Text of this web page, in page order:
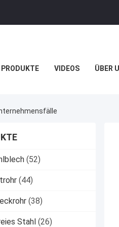
PRODUKTE VIDEOS ÜBER
(52)
(44)
(38)
Stahl (26)